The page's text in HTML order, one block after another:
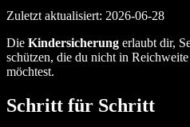
Zuletzt aktualisiert: 2026-06-28
Die Kindersicherung erlaubt dir,
schützen, die du nicht in
möchtest.
Schritt für Schritt